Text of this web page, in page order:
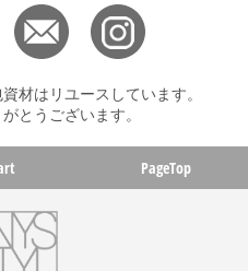
材はリユースしています。
とうございます。
PageTop